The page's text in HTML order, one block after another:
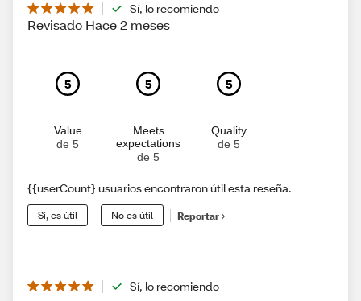
Sí, lo recomiendo
Revisado Hace 2 meses
5
Value
de 5
5
Meets
expectations
de 5
5
Quality
de 5
{{userCount} usuarios encontraron útil esta reseña.
Sí, es útil No es útil Reportar
Sí, lo recomiendo